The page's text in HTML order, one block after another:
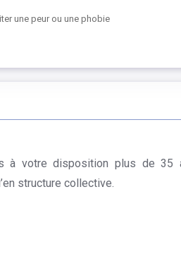
une peur ou une phobie
à votre disposition plus de 35
structure collective.